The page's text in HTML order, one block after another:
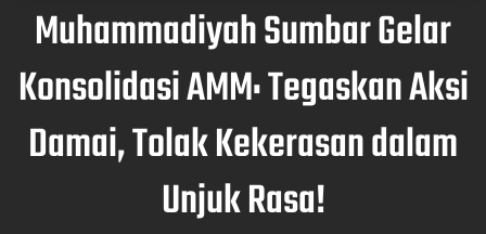
Muhammadiyah Sumbar Gelar
Konsolidasi AMM: Tegaskan Aksi
Damai, Tolak Kekerasan dalam
Unjuk Rasa!